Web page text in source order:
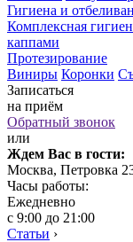
Гигиена и
Комплексная
каппами
Протезирование
Виниры Коронки
Записаться
на приём
Обратный звонок
или
Ждем Вас в гости:
Москва, Петровка
Часы работы:
Ежедневно
с 9:00 до 21:00
Статьи ›